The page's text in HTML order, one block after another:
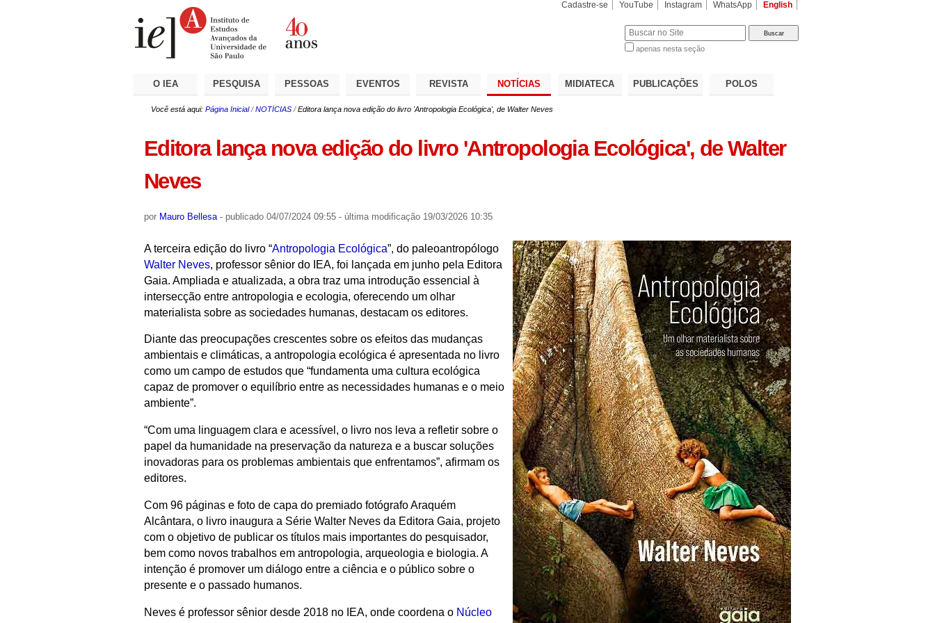
Cadastre-se YouTube Instagram WhatsApp English
apenas nesta seção
O IEA PESQUISA PESSOAS EVENTOS REVISTA NOTÍCIAS MIDIATECA PUBLICAÇÕES POLOS
Você está aqui: Página Inicial /NOTÍCIAS /Editora lança nova edição do livro 'Antropologia Ecológica', de Walter Neves
Editora lança nova edição do livro 'Antropologia Ecológica', de Walter
Neves
por Mauro Bellesa - publicado04/07/2024 09:55 - última modificação19/03/2026 10:35
A terceira edição do livro “Antropologia Ecológica”, do paleoantropólogo
Walter Neves, professor sênior do IEA, foi lançada em junho pela Editora
Gaia. Ampliada e atualizada, a obra traz uma introdução essencial à
intersecção entre antropologia e ecologia, oferecendo um olhar
materialista sobre as sociedades humanas, destacam os editores.
Diante das preocupações crescentes sobre os efeitos das mudanças
ambientais e climáticas, a antropologia ecológica é apresentada no livro
como um campo de estudos que “fundamenta uma cultura ecológica
capaz de promover o equilíbrio entre as necessidades humanas e o meio
ambiente”.
“Com uma linguagem clara e acessível, o livro nos leva a refletir sobre o
papel da humanidade na preservação da natureza e a buscar soluções
inovadoras para os problemas ambientais que enfrentamos”, afirmam os
editores.
Com 96 páginas e foto de capa do premiado fotógrafo Araquém
Alcântara, o livro inaugura a Série Walter Neves da Editora Gaia, projeto
com o objetivo de publicar os títulos mais importantes do pesquisador,
bem como novos trabalhos em antropologia, arqueologia e biologia. A
intenção é promover um diálogo entre a ciência e o público sobre o
presente e o passado humanos.
Neves é professor sênior desde 2018 no IEA, onde coordena o Núcleo